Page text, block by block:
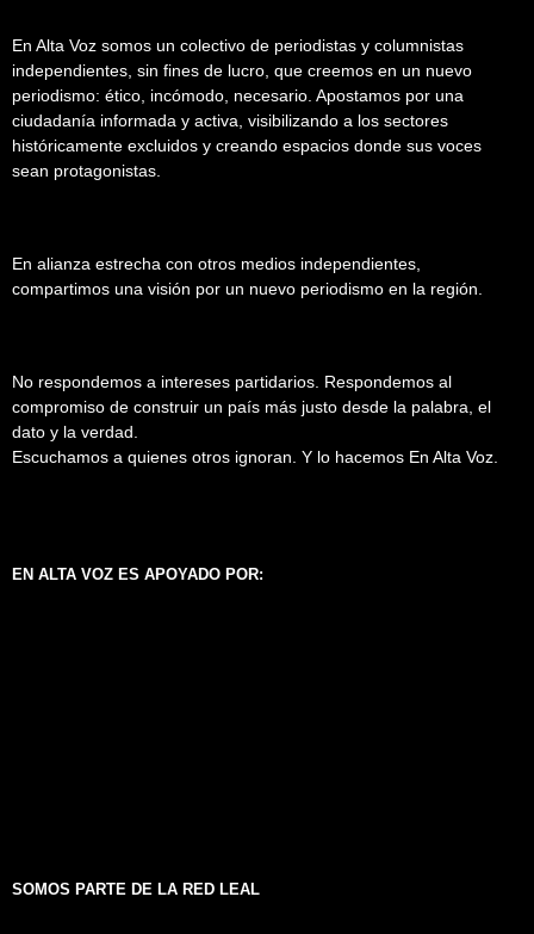
En Alta Voz somos un colectivo de periodistas y columnistas
independientes, sin fines de lucro, que creemos en un nuevo
periodismo: ético, incómodo, necesario. Apostamos por una
ciudadanía informada y activa, visibilizando a los sectores
históricamente excluidos y creando espacios donde sus voces
sean protagonistas.
En alianza estrecha con otros medios independientes,
compartimos una visión por un nuevo periodismo en la región.
No respondemos a intereses partidarios. Respondemos al
compromiso de construir un país más justo desde la palabra, el
dato y la verdad.
Escuchamos a quienes otros ignoran. Y lo hacemos En Alta Voz.
EN ALTA VOZ ES APOYADO POR:
SOMOS PARTE DE LA RED LEAL